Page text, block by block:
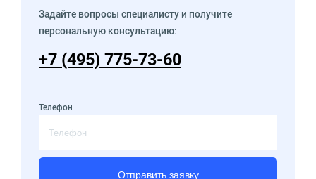
Задайте вопросы специалисту и получите
персональную консультацию:
+7 (495) 775-73-60
Телефон
Отправить заявку